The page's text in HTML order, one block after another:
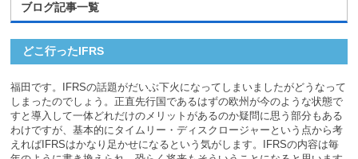
ブログ記事一覧
どこ行ったIFRS
福田です。IFRSの話題がだいぶ下火になってしまいましたがどうなって
しまったのでしょう。正直先行国であるはずの欧州が今のような状態で
すと導入して一体どれだけのメリットがあるのか疑問に思う部分もある
わけですが、基本的にタイムリー・ディスクロージャーという点から考
えればIFRSはかなり足かせになるという気がします。IFRSの内容は毎